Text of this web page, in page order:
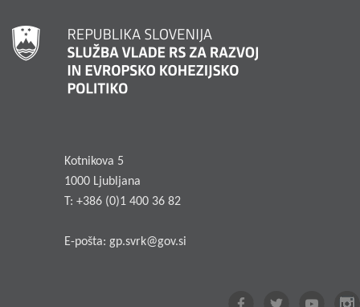
Kotnikova 5
1000 Ljubljana
T: +386 (0)1 400 36 82
E-pošta: gp.svrk@gov.si